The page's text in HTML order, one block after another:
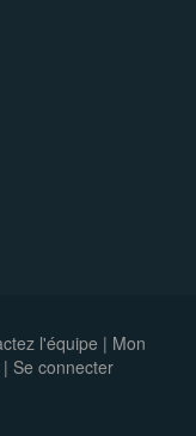
l'équipe | Mon
Se connecter